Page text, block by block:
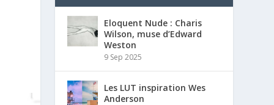
Eloquent Nude : Charis
Wilson, muse d’Edward
Weston
9 Sep 2025
Les LUT inspiration Wes
Anderson